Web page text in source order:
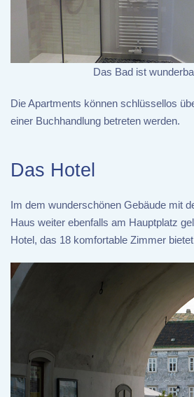
Das Bad ist
Die Apartments können schlüssellos
einer Buchhandlung betreten werden.
Das Hotel
Im dem wunderschönen Gebäude mit
Haus weiter ebenfalls am Hauptplatz
Hotel, das 18 komfortable Zimmer